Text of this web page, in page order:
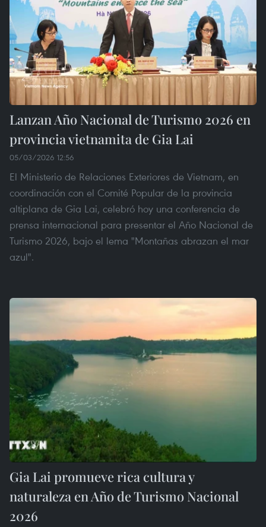
Lanzan Año Nacional de Turismo 2026 en
provincia vietnamita de Gia Lai
05/03/2026 12:56
El Ministerio de Relaciones Exteriores de Vietnam, en
coordinación con el Comité Popular de la provincia
altiplana de Gia Lai, celebró hoy una conferencia de
prensa internacional para presentar el Año Nacional de
Turismo 2026, bajo el lema "Montañas abrazan el mar
azul".
Gia Lai promueve rica cultura y
naturaleza en Año de Turismo Nacional
2026